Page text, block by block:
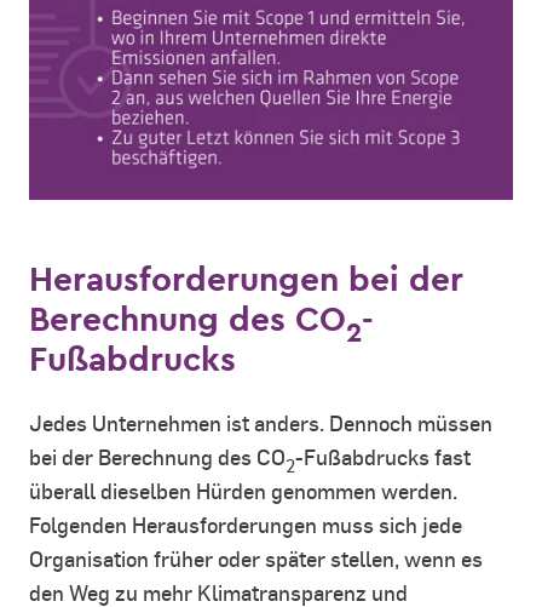
Herausforderungen bei der
Berechnung des CO2-
Fußabdrucks
Jedes Unternehmen ist anders. Dennoch müssen
bei der Berechnung des CO2-Fußabdrucks fast
überall dieselben Hürden genommen werden.
Folgenden Herausforderungen muss sich jede
Organisation früher oder später stellen, wenn es
den Weg zu mehr Klimatransparenz und